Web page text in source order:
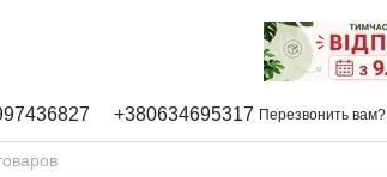
+380634695317 Перезвонить вам?